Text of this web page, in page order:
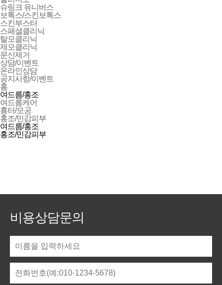
슈링크 유니버스
보톡스/스킨보톡스
스킨부스터
스페셜클리닉
탈모클리닉
제모클리닉
문신제거
상담/이벤트
온라인상담
공지사항/이벤트
홈
여드름/홍조
여드름케어
흉터/모공
홍조/민감피부
여드름/홍조
홍조/민감피부
비용상담문의